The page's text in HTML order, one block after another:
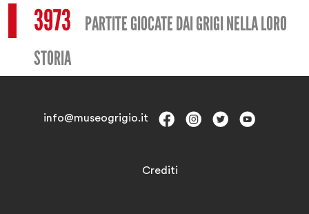
3973 PARTITE GIOCATE DAI GRIGI NELLA LORO
STORIA
info@museogrigio.it
Crediti